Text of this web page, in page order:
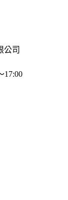
公司
17:00